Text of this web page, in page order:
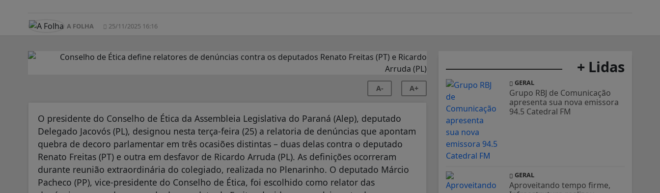
A FOLHA 25/11/2025 16:16
A- A+
O presidente do Conselho de Ética da Assembleia Legislativa do Paraná (Alep), deputado
Delegado Jacovós (PL), designou nesta terça-feira (25) a relatoria de denúncias que apontam
quebra de decoro parlamentar em três ocasiões distintas – duas delas contra o deputado
Renato Freitas (PT) e outra em desfavor de Ricardo Arruda (PL). As definições ocorreram
durante reunião extraordinária do colegiado, realizada no Plenarinho. O deputado Márcio
Pacheco (PP), vice-presidente do Conselho de Ética, foi escolhido como relator das
+ Lidas
GERAL
Grupo RBJ de Comunicação
apresenta sua nova emissora
94.5 Catedral FM
GERAL
Aproveitando tempo firme,